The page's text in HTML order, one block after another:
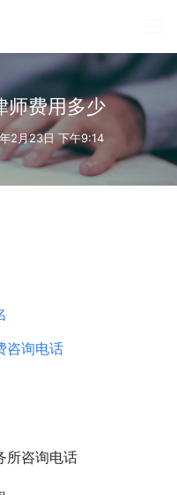
师费用多少
2月23日 下午9:14
咨询电话
所咨询电话